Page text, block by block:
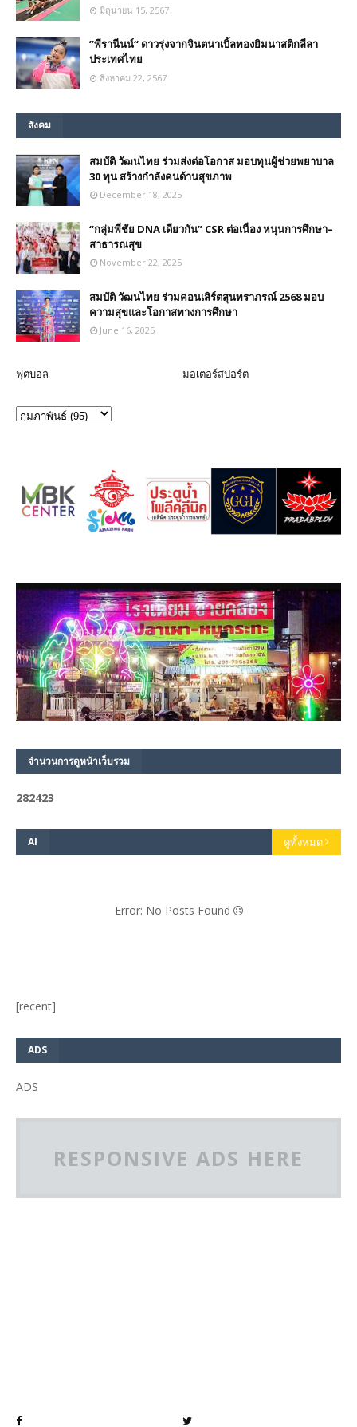
มิถุนายน 15, 2567
”พีรานีนน์“​ ดาวรุ่งจากจินตนาเบิ้ลทองยิมนาสติกลีลา
ประเทศไทย
สิงหาคม 22, 2567
สังคม
สมบัติ วัฒนไทย ร่วมส่งต่อโอกาส มอบทุนผู้ช่วยพยาบาล
30 ทุน สร้างกำลังคนด้านสุขภาพ
December 18, 2025
“กลุ่มพี่ชัย DNA เดียวกัน” CSR ต่อเนื่อง หนุนการศึกษา–
สาธารณสุข
November 22, 2025
สมบัติ วัฒนไทย ร่วมคอนเสิร์ตสุนทราภรณ์ 2568 มอบ
ความสุขและโอกาสทางการศึกษา
June 16, 2025
ฟุตบอล มอเตอร์สปอร์ต
จำนวนการดูหน้าเว็บรวม
282423
AI ดูทั้งหมด
Error: No Posts Found
[recent]
ADS
ADS
RESPONSIVE ADS HERE